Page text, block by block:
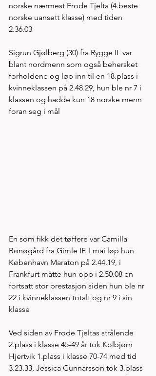
norske nærmest Frode Tjelta (4.beste
norske uansett klasse) med tiden
2.36.03
Sigrun Gjølberg (30) fra Rygge IL var
blant nordmenn som også behersket
forholdene og løp inn til en 18.plass i
kvinneklassen på 2.48.29, hun ble nr 7 i
klassen og hadde kun 18 norske menn
foran seg i mål
En som fikk det tøffere var Camilla
Bønøgård fra Gimle IF. I mai løp hun
København Maraton på 2.44.19, i
Frankfurt måtte hun opp i 2.50.08 en
fortsatt stor prestasjon siden hun ble nr
22 i kvinneklassen totalt og nr 9 i sin
klasse
Ved siden av Frode Tjeltas strålende
2.plass i klasse 45-49 år tok Kolbjørn
Hjertvik 1.plass i klasse 70-74 med tid
3.23.33, Jessica Gunnarsson tok 3.plass